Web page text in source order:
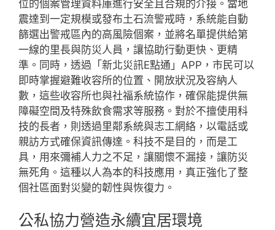
位的個案管理資料庫進行安全且合規的介接。當地
震達到一定規模或發布土石流警戒時，系統能自動
篩選出警戒區內的高風險個案，並將名單提供給第
一線的里長與防災人員，讓協助行動更快、更精
準。同時，透過「新北災訊E點通」APP，市民可以
即時掌握避難收容所的位置、開放狀況及容納人
數，這些收容所也與社福系統協作，確保能提供無
障礙空間及特殊飲食需求等服務。對於不擅使用科
技的長者，則透過里鄰系統與志工網絡，以電話或
親訪方式確保資訊傳達。科技不是目的，而是工
具，用來彌補人力之不足，讓關懷不漏接，讓防災
無死角。這種以人為本的科技應用，真正強化了整
個社區面對災變的韌性與恢復力。
公私協力營造永續宜居環境